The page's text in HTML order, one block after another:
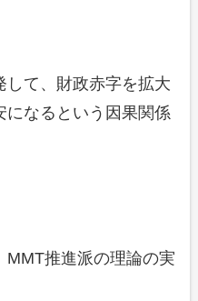
して、財政赤字を拡大
になるという因果関係
MMT推進派の理論の実